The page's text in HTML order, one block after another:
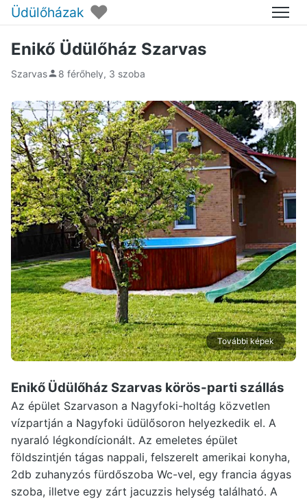
Üdülőházak ♥ Menü
Enikő Üdülőház Szarvas
Szarvas 8 férőhely, 3 szoba
További képek
Enikő Üdülőház Szarvas körös-parti szállás
Az épület Szarvason a Nagyfoki-holtág közvetlen
vízpartján a Nagyfoki üdülősoron helyezkedik el. A
nyaraló légkondícionált. Az emeletes épület
földszintjén tágas nappali, felszerelt amerikai konyha,
2db zuhanyzós fürdőszoba Wc-vel, egy francia ágyas
szoba, illetve egy zárt jacuzzis helység található. A